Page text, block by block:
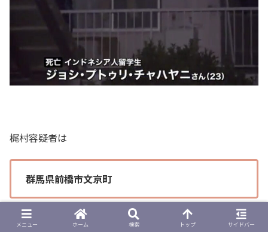
梶村容疑者は
群馬県前橋市文京町
にある アパートの自室
メニュー ホーム 検索 トップ サイドバー